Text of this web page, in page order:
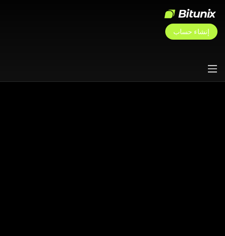
إنشاء حساب